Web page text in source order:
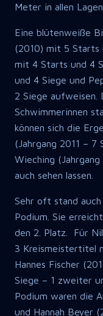
Meter in allen Lagen.
Eine blütenweiße
(2010) mit 5 Starts
mit 4 Starts und 4
und 4 Siege und
2 Siege aufweisen.
Schwimmerinnen
können sich die
(Jahrgang 2011 – 7
Wieching
auch sehen lassen.
Sehr oft stand
Podium. Sie
den 2. Platz. Für
3 Kreismeistertitel
Hannes Fischer
Siege – 1 zweiter
Podium waren die
und Hannah Beyer